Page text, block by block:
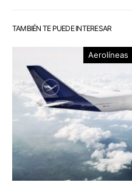
TAMBIÉN TE PUEDE INTERESAR
Aerolíneas